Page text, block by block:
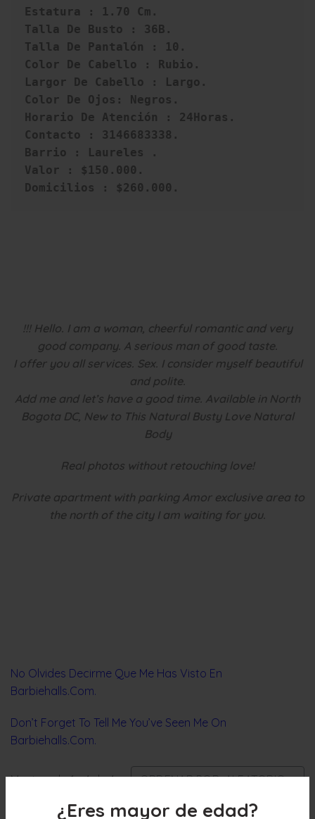
¿Eres mayor de edad?
Estatura : 1.70 Cm.
Talla De Busto : 36B.
Talla De Pantalón : 10.
Color De Cabello : Rubio.
Largor De Cabello : Largo.
Color De Ojos: Negros.
Horario De Atención : 24Horas.
Contacto : 3146683338.
Barrio : Laureles .
Valor : $150.000.
Domicilios : $260.000.
!!! Hello. I am a woman, cheerful romantic and very
good company. A serious man of good taste.
I offer you all services. Sex. I consider myself beautiful
and polite.
Add me and let’s have a good time. Available in North
Bogota DC, New to This Natural Busty Love Natural
Body
Real photos without retouching love!
Private apartment with parking Amor exclusive area to
the north of the city I am waiting for you.
No Olvides Decirme Que Me Has Visto En
Barbiehalls.Com.
Don’t Forget To Tell Me You’ve Seen Me On
Barbiehalls.Com.
Mostrando 1 - 4 de 4 ORDENAR POR: ALEATORIO